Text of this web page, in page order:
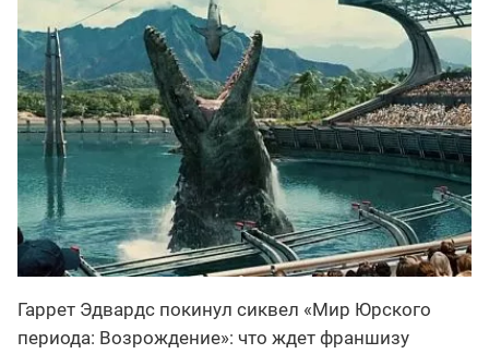
Гаррет Эдвардс покинул сиквел «Мир Юрского
периода: Возрождение»: что ждет франшизу